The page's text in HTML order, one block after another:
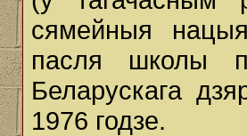
сямейныя
пасля школы
Беларускага
1976 годзе.